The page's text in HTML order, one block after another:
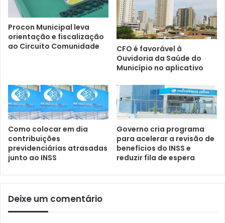
Procon Municipal leva
orientação e fiscalização
ao Circuito Comunidade
CFO é favorável à
Ouvidoria da Saúde do
Município no aplicativo
Como colocar em dia
contribuições
previdenciárias atrasadas
junto ao INSS
Governo cria programa
para acelerar a revisão de
benefícios do INSS e
reduzir fila de espera
Deixe um comentário